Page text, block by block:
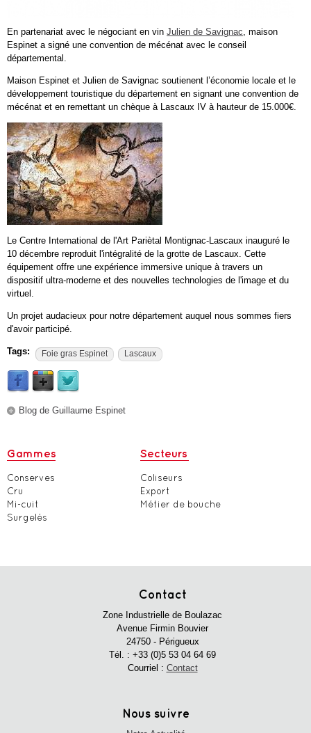
En partenariat avec le négociant en vin Julien de Savignac, maison
Espinet a signé une convention de mécénat avec le conseil
départemental.
Maison Espinet et Julien de Savignac soutienent l’économie locale et le
développement touristique du département en signant une convention de
mécénat et en remettant un chèque à Lascaux IV à hauteur de 15.000€.
Le Centre International de l'Art Pariètal Montignac-Lascaux inauguré le
10 décembre reproduit l'intégralité de la grotte de Lascaux. Cette
équipement offre une expérience immersive unique à travers un
dispositif ultra-moderne et des nouvelles technologies de l'image et du
virtuel.
Un projet audacieux pour notre département auquel nous sommes fiers
d'avoir participé.
Tags: Foie gras Espinet Lascaux
Blog de Guillaume Espinet
Gammes
Conserves
Cru
Mi-cuit
Surgelés
Secteurs
Coliseurs
Export
Métier de bouche
Contact
Zone Industrielle de Boulazac
Avenue Firmin Bouvier
24750 - Périgueux
Tél. : +33 (0)5 53 04 64 69
Courriel : Contact
Nous suivre